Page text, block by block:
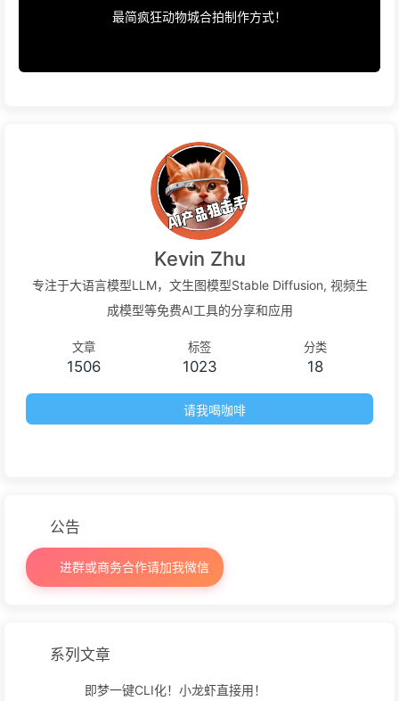
最简疯狂动物城合拍制作方式！
Kevin Zhu
专注于大语言模型LLM，文生图模型Stable Diffusion, 视频生
成模型等免费AI工具的分享和应用
文章
1506
标签
1023
分类
18
请我喝咖啡
公告
进群或商务合作请加我微信
系列文章
即梦一键CLI化！小龙虾直接用！